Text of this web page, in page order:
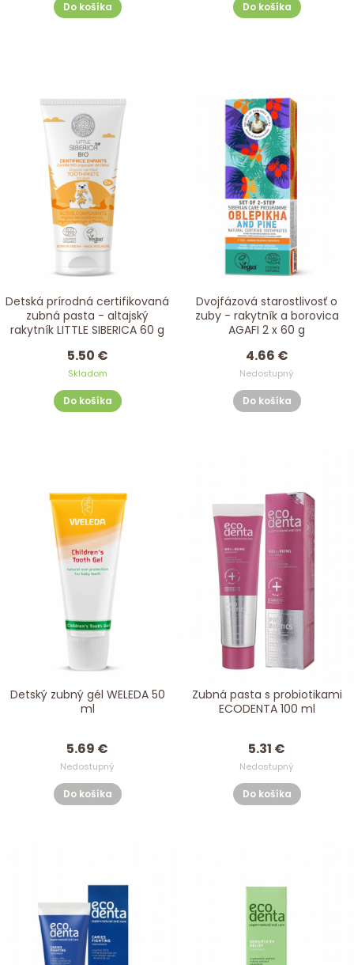
Do košíka Do košíka
Detská prírodná certifikovaná
zubná pasta - altajský
rakytník LITTLE SIBERICA 60 g
5.50 €
Skladom
Do košíka
Dvojfázová starostlivosť o
zuby - rakytník a borovica
AGAFI 2 x 60 g
4.66 €
Nedostupný
Do košíka
Detský zubný gél WELEDA 50
ml
5.69 €
Nedostupný
Do košíka
Zubná pasta s probiotikami
ECODENTA 100 ml
5.31 €
Nedostupný
Do košíka